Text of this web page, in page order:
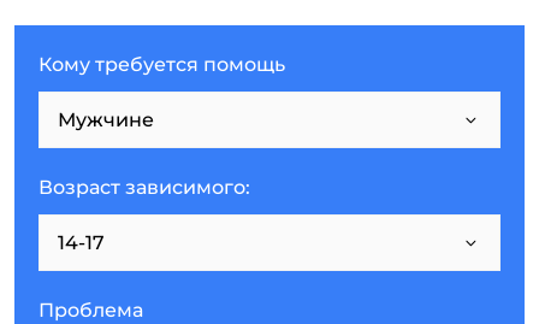
Кому требуется помощь
Возраст зависимого:
Проблема